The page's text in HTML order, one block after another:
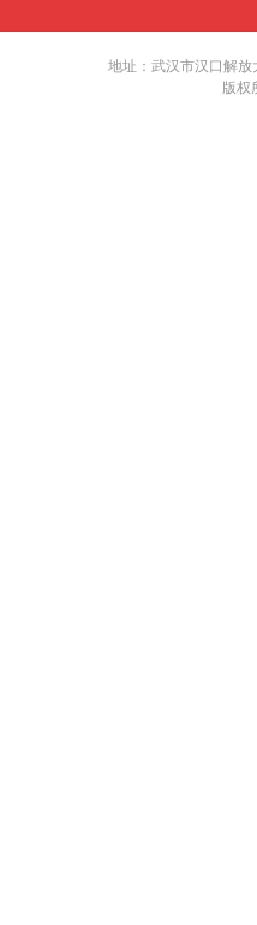
地址：武汉市汉口解
版权